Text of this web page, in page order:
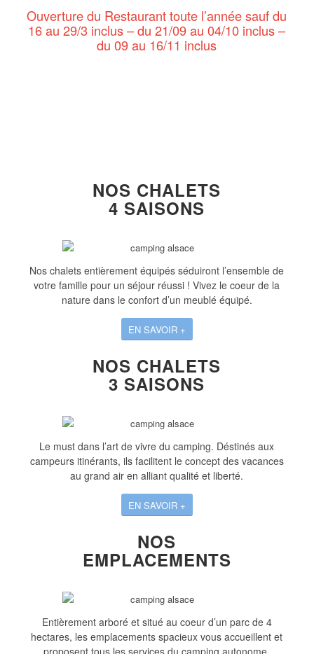
Ouverture du Restaurant toute l’année sauf du
16 au 29/3 inclus – du 21/09 au 04/10 inclus –
du 09 au 16/11 inclus
NOS CHALETS
4 SAISONS
Nos chalets entièrement équipés séduiront l’ensemble de
votre famille pour un séjour réussi ! Vivez le coeur de la
nature dans le confort d’un meublé équipé.
EN SAVOIR +
NOS CHALETS
3 SAISONS
Le must dans l’art de vivre du camping. Déstinés aux
campeurs itinérants, ils facilitent le concept des vacances
au grand air en alliant qualité et liberté.
EN SAVOIR +
NOS
EMPLACEMENTS
Entièrement arboré et situé au coeur d’un parc de 4
hectares, les emplacements spacieux vous accueillent et
proposent tous les services du camping autonome.